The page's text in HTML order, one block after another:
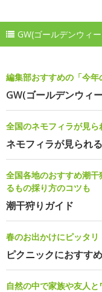
GW(ゴールデンウィ
編集部おすすめの「今
GW(ゴールデンウィ
全国のネモフィラが見
ネモフィラが見られ
全国各地のおすすめ潮
るもの採り方のコツも
潮干狩りガイド
春のお出かけにピッタリ
ピクニックにおすす
自然の中で家族や友人と